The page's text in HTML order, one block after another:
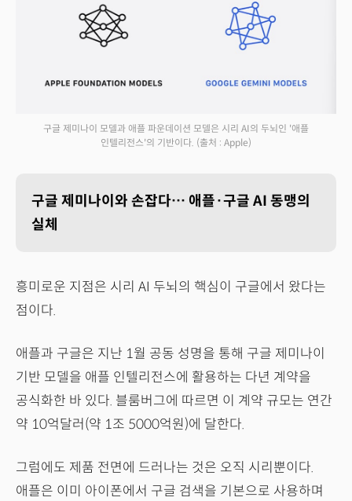
구글 제미나이 모델과 애플 파운데이션 모델은 시리 AI의 두뇌인 '애플
인텔리전스'의 기반이다. (출처 : Apple)
구글 제미나이와 손잡다… 애플·구글 AI 동맹의
실체
흥미로운 지점은 시리 AI 두뇌의 핵심이 구글에서 왔다는
점이다.
애플과 구글은 지난 1월 공동 성명을 통해 구글 제미나이
기반 모델을 애플 인텔리전스에 활용하는 다년 계약을
공식화한 바 있다. 블룸버그에 따르면 이 계약 규모는 연간
약 10억달러(약 1조 5000억원)에 달한다.
그럼에도 제품 전면에 드러나는 것은 오직 시리뿐이다.
애플은 이미 아이폰에서 구글 검색을 기본으로 사용하며